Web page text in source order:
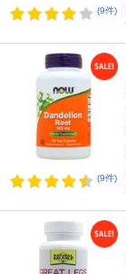
(9件)
(9件)